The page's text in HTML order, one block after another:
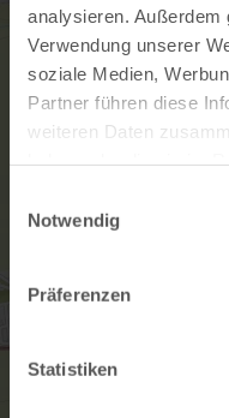
analysieren. Außerdem
Verwendung unserer
soziale Medien,
Partner führen diese
weiteren Daten
Notwendig
Präferenzen
Statistiken